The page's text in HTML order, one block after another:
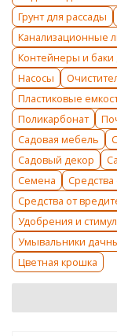
Грунт для рассады
Канализационные
Контейнеры и баки
Насосы
Пластиковые
Поликарбонат
Садовая мебель
Садовый декор
Семена
Средства от
Удобрения и
Умывальники
Цветная крошка